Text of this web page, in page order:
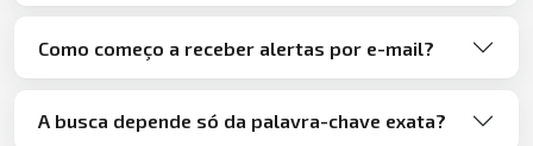
Como começo a receber alertas por e-mail?
A busca depende só da palavra-chave exata?